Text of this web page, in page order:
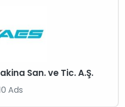
San. ve Tic. A.Ş.
Ads